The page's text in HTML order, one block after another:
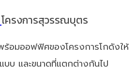
โครงการสุวรรณบุตร
ร้อมออฟฟิศของโครงการโกดังให้
บ และขนาดที่แตกต่างกันไป